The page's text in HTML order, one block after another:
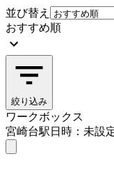
並び替え
おすすめ順
絞り込み
ワークボックス
宮崎台駅日時：未設